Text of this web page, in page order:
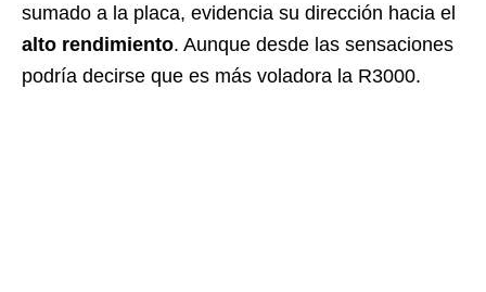
sumado a la placa, evidencia su dirección hacia el
alto rendimiento. Aunque desde las sensaciones
podría decirse que es más voladora la R3000.